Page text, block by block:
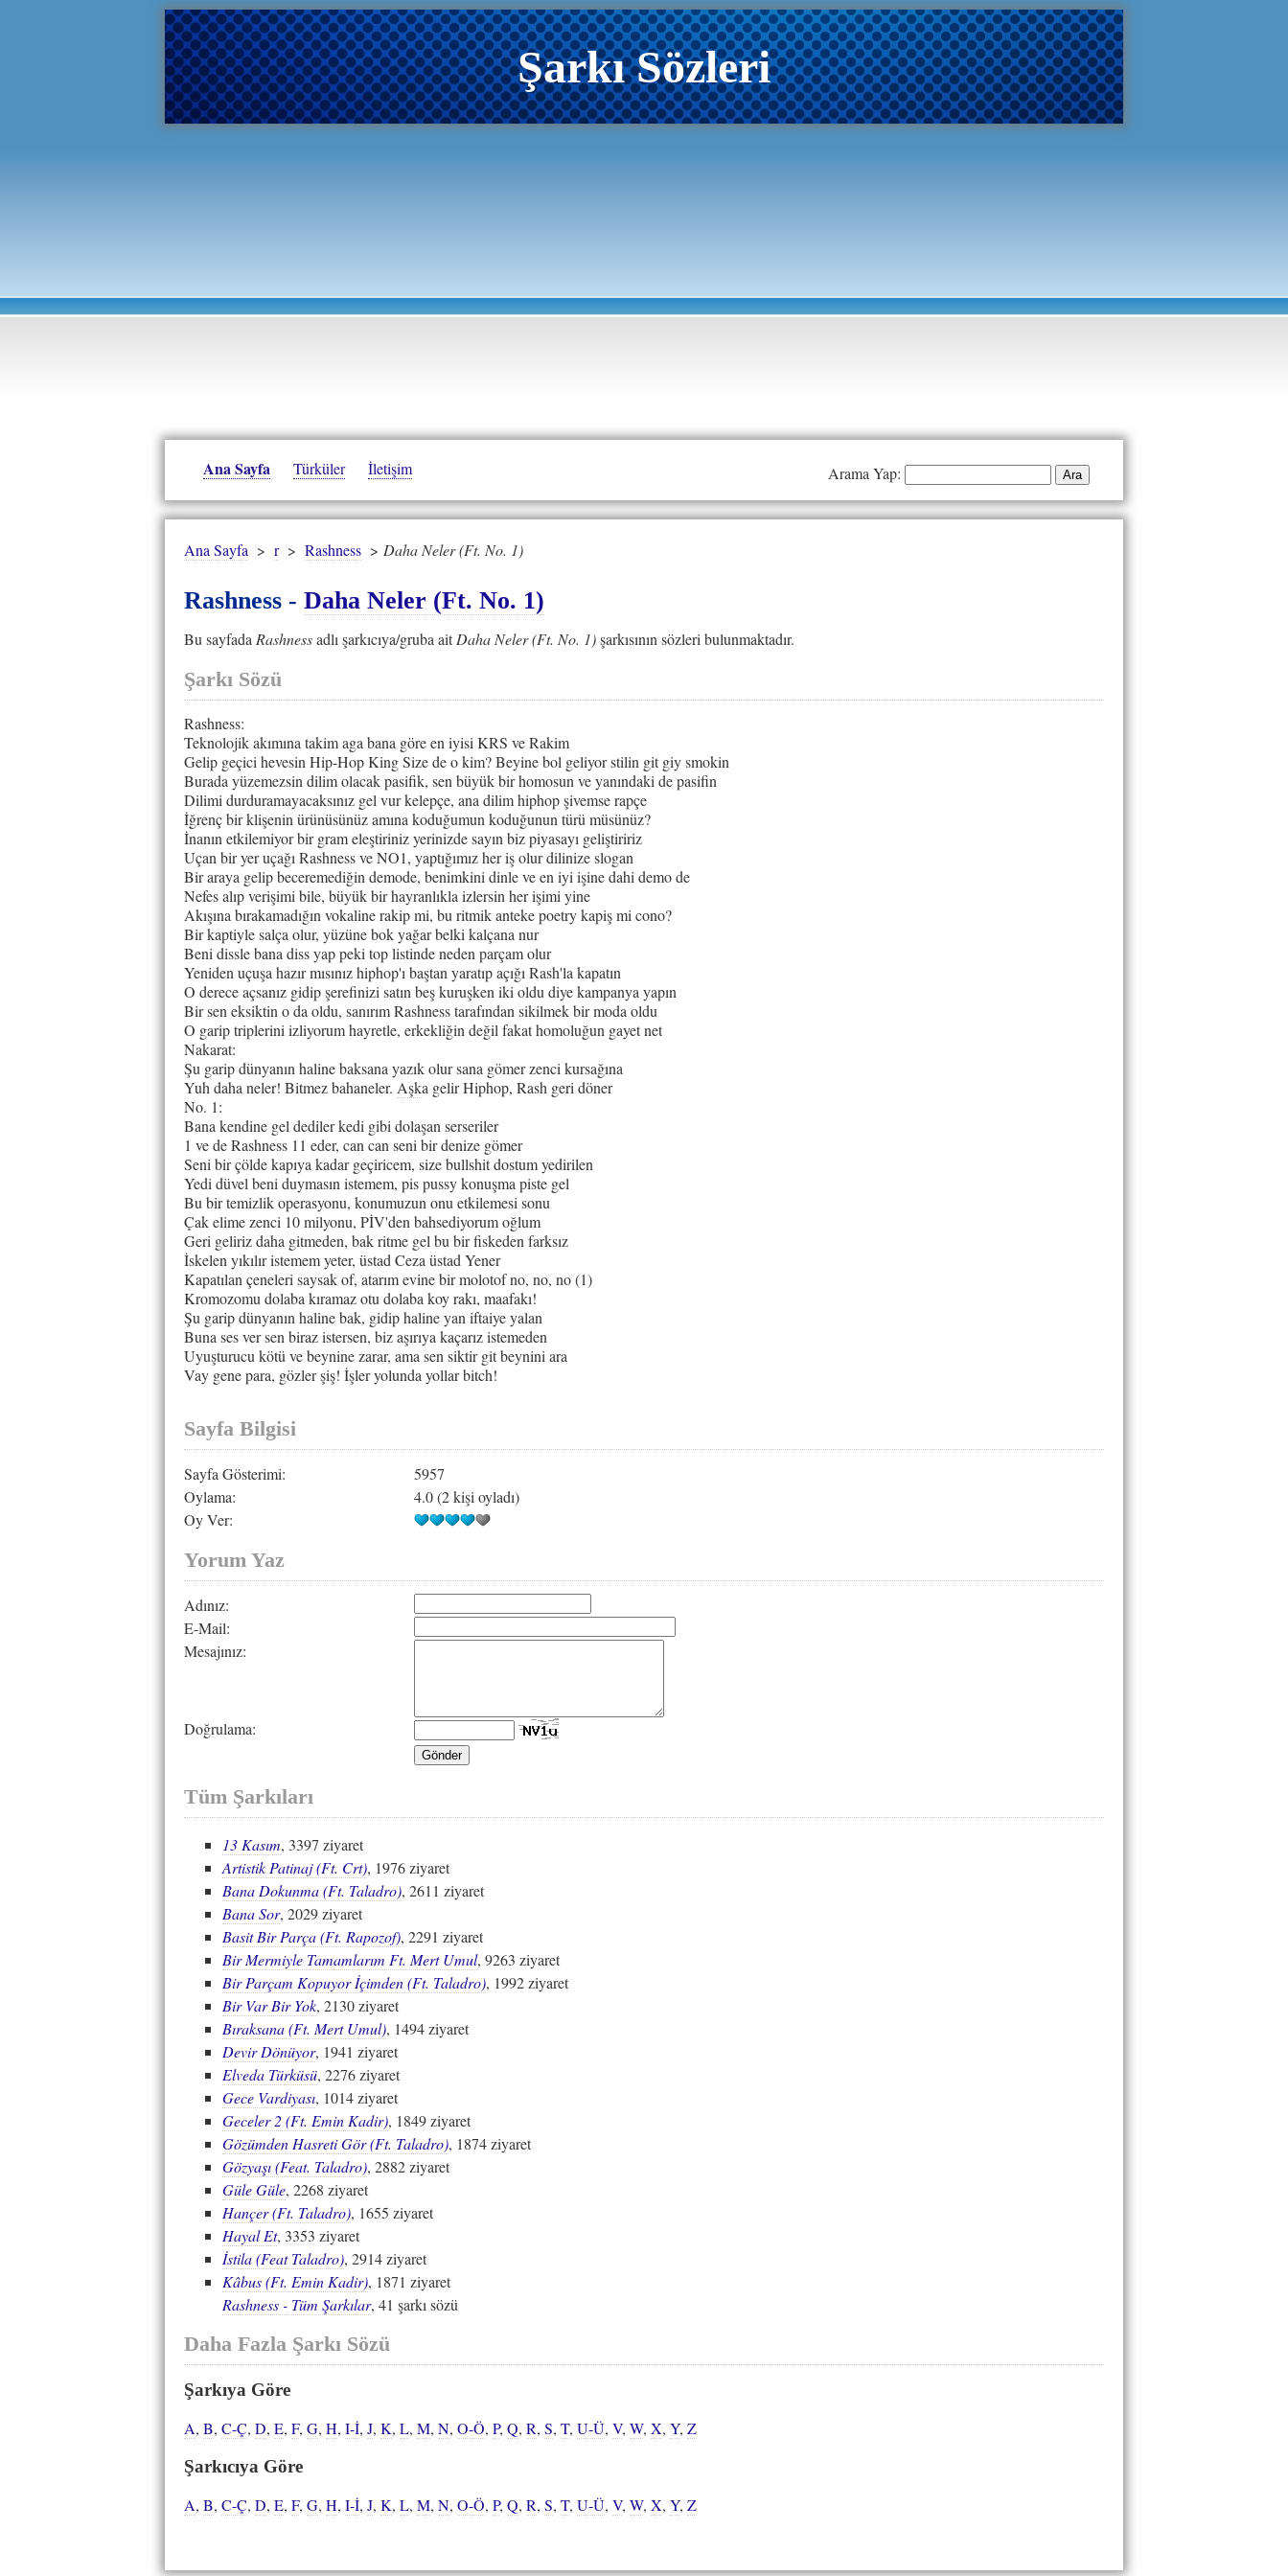
Şarkı Sözleri
Ana Sayfa Türküler İletişim Arama Yap:
Ana Sayfa > r > Rashness > Daha Neler (Ft. No. 1)
Rashness - Daha Neler (Ft. No. 1)
Bu sayfadaRashnessadlı şarkıcıya/gruba aitDaha Neler (Ft. No. 1)şarkısının sözleri bulunmaktadır.
Şarkı Sözü
Rashness:
Teknolojik akımına takim aga bana göre en iyisi KRS ve Rakim
Gelip geçici hevesin Hip-Hop King Size de o kim? Beyine bol geliyor stilin git giy smokin
Burada yüzemezsin dilim olacak pasifik, sen büyük bir homosun ve yanındaki de pasifin
Dilimi durduramayacaksınız gel vur kelepçe, ana dilim hiphop şivemse rapçe
İğrenç bir klişenin ürünüsünüz amına koduğumun koduğunun türü müsünüz?
İnanın etkilemiyor bir gram eleştiriniz yerinizde sayın biz piyasayı geliştiririz
Uçan bir yer uçağı Rashness ve NO1, yaptığımız her iş olur dilinize slogan
Bir araya gelip beceremediğin demode, benimkini dinle ve en iyi işine dahi demo de
Nefes alıp verişimi bile, büyük bir hayranlıkla izlersin her işimi yine
Akışına bırakamadığın vokaline rakip mi, bu ritmik anteke poetry kapiş mi cono?
Bir kaptiyle salça olur, yüzüne bok yağar belki kalçana nur
Beni dissle bana diss yap peki top listinde neden parçam olur
Yeniden uçuşa hazır mısınız hiphop'ı baştan yaratıp açığı Rash'la kapatın
O derece açsanız gidip şerefinizi satın beş kuruşken iki oldu diye kampanya yapın
Bir sen eksiktin o da oldu, sanırım Rashness tarafından sikilmek bir moda oldu
O garip triplerini izliyorum hayretle, erkekliğin değil fakat homoluğun gayet net
Nakarat:
Şu garip dünyanın haline baksana yazık olur sana gömer zenci kursağına
Yuh daha neler! Bitmez bahaneler. Aşka gelir Hiphop, Rash geri döner
No. 1:
Bana kendine gel dediler kedi gibi dolaşan serseriler
1 ve de Rashness 11 eder, can can seni bir denize gömer
Seni bir çölde kapıya kadar geçiricem, size bullshit dostum yedirilen
Yedi düvel beni duymasın istemem, pis pussy konuşma piste gel
Bu bir temizlik operasyonu, konumuzun onu etkilemesi sonu
Çak elime zenci 10 milyonu, PİV'den bahsediyorum oğlum
Geri geliriz daha gitmeden, bak ritme gel bu bir fiskeden farksız
İskelen yıkılır istemem yeter, üstad Ceza üstad Yener
Kapatılan çeneleri saysak of, atarım evine bir molotof no, no, no (1)
Kromozomu dolaba kıramaz otu dolaba koy rakı, maafakı!
Şu garip dünyanın haline bak, gidip haline yan iftaiye yalan
Buna ses ver sen biraz istersen, biz aşırıya kaçarız istemeden
Uyuşturucu kötü ve beynine zarar, ama sen siktir git beynini ara
Vay gene para, gözler şiş! İşler yolunda yollar bitch!
Sayfa Bilgisi
Sayfa Gösterimi:
5957
Oylama:
4.0 (2 kişi oyladı)
Oy Ver:
Yorum Yaz
Adınız:
E-Mail:
Mesajınız:
Doğrulama:
Tüm Şarkıları
13 Kasım, 3397 ziyaret
Artistik Patinaj (Ft. Crt), 1976 ziyaret
Bana Dokunma (Ft. Taladro), 2611 ziyaret
Bana Sor, 2029 ziyaret
Basit Bir Parça (Ft. Rapozof), 2291 ziyaret
Bir Mermiyle Tamamlarım Ft. Mert Umul, 9263 ziyaret
Bir Parçam Kopuyor İçimden (Ft. Taladro), 1992 ziyaret
Bir Var Bir Yok, 2130 ziyaret
Bıraksana (Ft. Mert Umul), 1494 ziyaret
Devir Dönüyor, 1941 ziyaret
Elveda Türküsü, 2276 ziyaret
Gece Vardiyası, 1014 ziyaret
Geceler 2 (Ft. Emin Kadir), 1849 ziyaret
Gözümden Hasreti Gör (Ft. Taladro), 1874 ziyaret
Gözyaşı (Feat. Taladro), 2882 ziyaret
Güle Güle, 2268 ziyaret
Hançer (Ft. Taladro), 1655 ziyaret
Hayal Et, 3353 ziyaret
İstila (Feat Taladro), 2914 ziyaret
Kâbus (Ft. Emin Kadir), 1871 ziyaret
Rashness - Tüm Şarkılar, 41 şarkı sözü
Daha Fazla Şarkı Sözü
Şarkıya Göre
A, B, C-Ç, D, E, F, G, H, I-İ, J, K, L, M, N, O-Ö, P, Q, R, S, T, U-Ü, V, W, X, Y, Z
Şarkıcıya Göre
A, B, C-Ç, D, E, F, G, H, I-İ, J, K, L, M, N, O-Ö, P, Q, R, S, T, U-Ü, V, W, X, Y, Z